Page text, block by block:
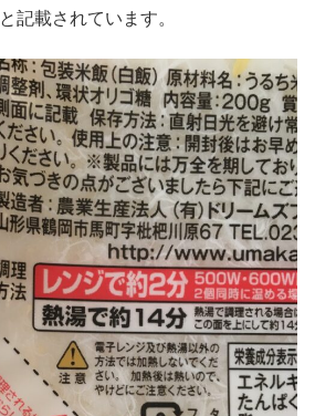
と記載されています。